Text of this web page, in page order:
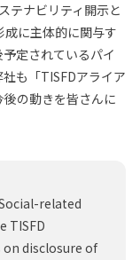
テナビリティ開示と
に主体的に関与す
定されているパイ
も「TISFDアライア
の動きを皆さんに
related
TISFD
disclosure of